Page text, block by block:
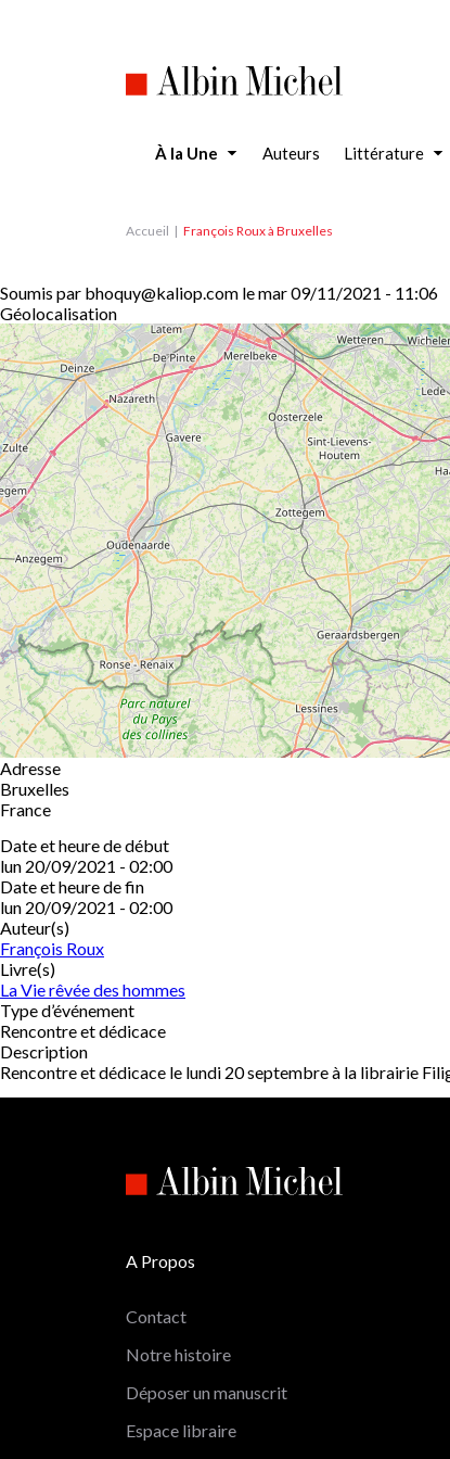
À la Une Auteurs Littérature
Accueil François Roux à Bruxelles
Soumis par bhoquy@kaliop.com lemar 09/11/2021 - 11:06
Géolocalisation
Adresse
Bruxelles
France
Date et heure de début
lun 20/09/2021 - 02:00
Date et heure de fin
lun 20/09/2021 - 02:00
Auteur(s)
François Roux
Livre(s)
La Vie rêvée des hommes
Type d’événement
Rencontre et dédicace
Description
Rencontre et dédicace le lundi 20 septembre à la librairie
A Propos
Contact
Notre histoire
Déposer un manuscrit
Espace libraire